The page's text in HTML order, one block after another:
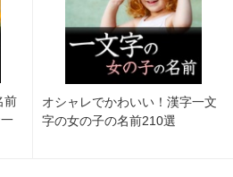
前
オシャレでかわいい！漢字一文
字の女の子の名前210選